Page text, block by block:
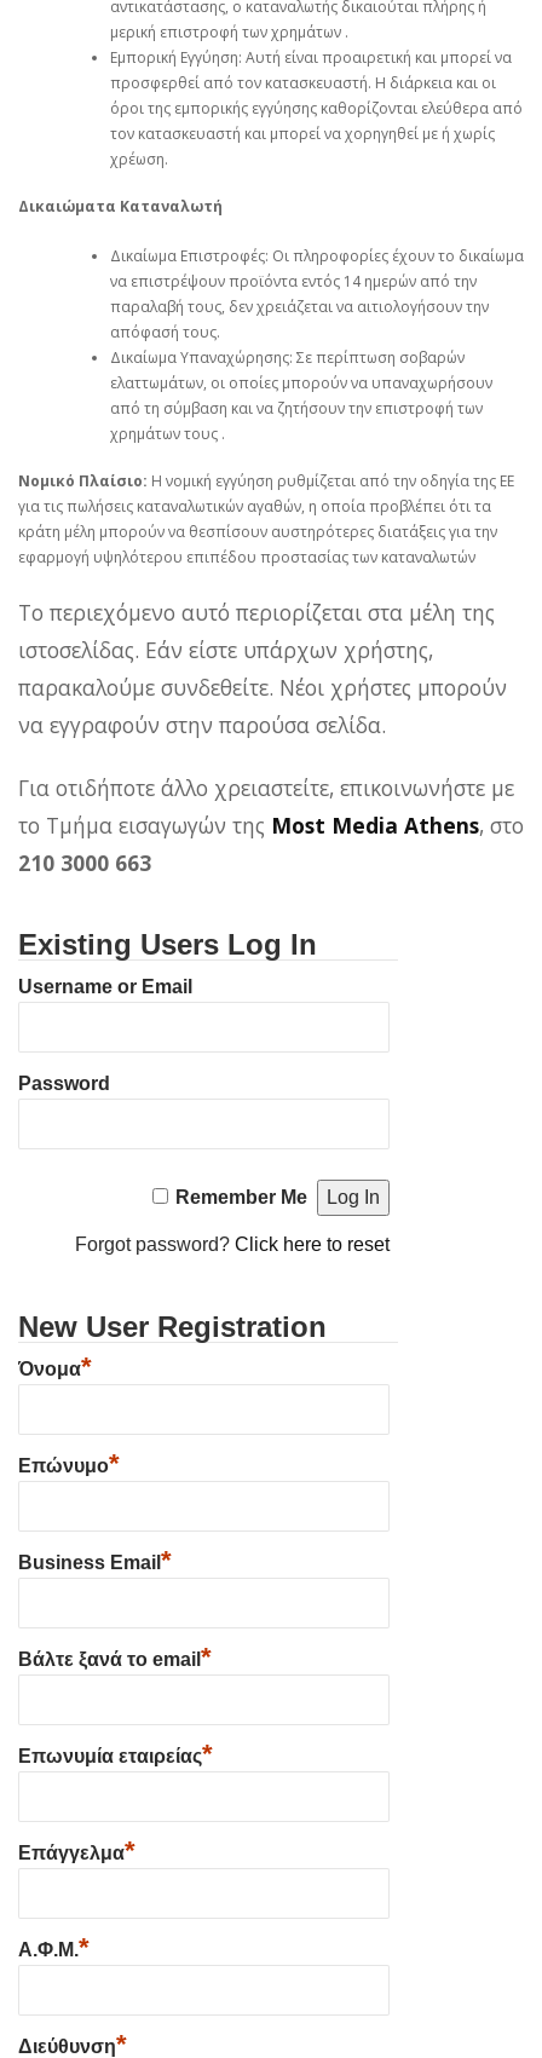
αντικατάστασης, ο καταναλωτής δικαιούται πλήρης ή
μερική επιστροφή των χρημάτων .
Εμπορική Εγγύηση: Αυτή είναι προαιρετική και μπορεί να
προσφερθεί από τον κατασκευαστή. Η διάρκεια και οι
όροι της εμπορικής εγγύησης καθορίζονται ελεύθερα από
τον κατασκευαστή και μπορεί να χορηγηθεί με ή χωρίς
χρέωση.
Δικαιώματα Καταναλωτή
Δικαίωμα Επιστροφές: Οι πληροφορίες έχουν το δικαίωμα
να επιστρέψουν προϊόντα εντός 14 ημερών από την
παραλαβή τους, δεν χρειάζεται να αιτιολογήσουν την
απόφασή τους.
Δικαίωμα Υπαναχώρησης: Σε περίπτωση σοβαρών
ελαττωμάτων, οι οποίες μπορούν να υπαναχωρήσουν
από τη σύμβαση και να ζητήσουν την επιστροφή των
χρημάτων τους .
Νομικό Πλαίσιο: Η νομική εγγύηση ρυθμίζεται από την οδηγία της ΕΕ
για τις πωλήσεις καταναλωτικών αγαθών, η οποία προβλέπει ότι τα
κράτη μέλη μπορούν να θεσπίσουν αυστηρότερες διατάξεις για την
εφαρμογή υψηλότερου επιπέδου προστασίας των καταναλωτών
Το περιεχόμενο αυτό περιορίζεται στα μέλη της
ιστοσελίδας. Εάν είστε υπάρχων χρήστης,
παρακαλούμε συνδεθείτε. Νέοι χρήστες μπορούν
να εγγραφούν στην παρούσα σελίδα.
Για οτιδήποτε άλλο χρειαστείτε, επικοινωνήστε με
το Τμήμα εισαγωγών της Most Media Athens, στο
210 3000 663
Existing Users Log In
Username or Email
Password
Remember Me
Forgot password?Click here to reset
New User Registration
Όνομα*
Επώνυμο*
Business Email *
Βάλτε ξανά το email *
Επωνυμία εταιρείας*
Επάγγελμα*
Α.Φ.Μ.*
Διεύθυνση*